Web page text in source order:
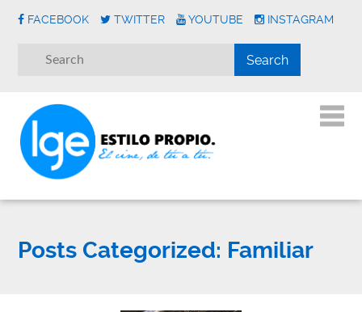
FACEBOOK TWITTER YOUTUBE INSTAGRAM
Posts Categorized: Familiar